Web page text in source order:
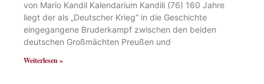
von Mario Kandil Kalendarium Kandili (76) 160 Jahre
liegt der als „Deutscher Krieg“ in die Geschichte
eingegangene Bruderkampf zwischen den beiden
deutschen Großmächten Preußen und
Weiterlesen »